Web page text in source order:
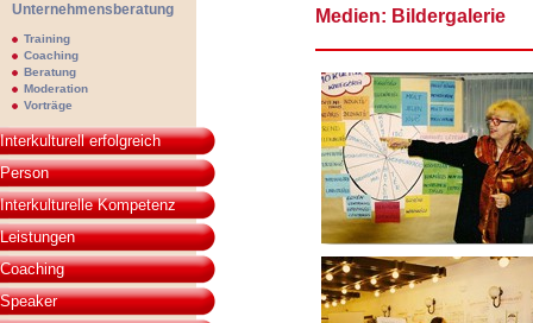
Elisabeth Bálint-Cherdon - Interkulturelle Unternehmensberatung. Die
Unternehmensberatung
Training
Coaching
Beratung
Moderation
Vorträge
Interkulturell erfolgreich
Person
Interkulturelle Kompetenz
Leistungen
Coaching
Speaker
Medien: Bildergalerie